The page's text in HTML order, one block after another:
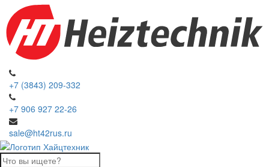
+7 (3843) 209-332
+7 906 927 22-26
sale@ht42rus.ru